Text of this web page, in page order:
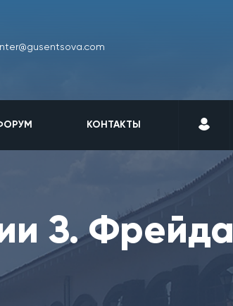
КОНТАКТЫ
З. Фрейда